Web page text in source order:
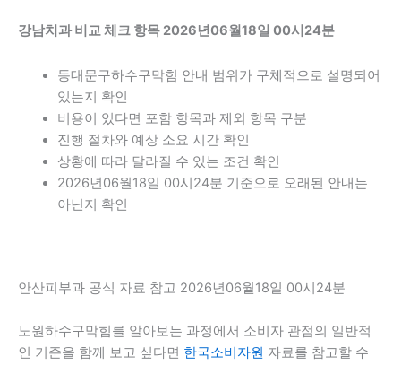
강남치과 비교 체크 항목 2026년06월18일 00시24분
동대문구하수구막힘 안내 범위가 구체적으로 설명되어
있는지 확인
비용이 있다면 포함 항목과 제외 항목 구분
진행 절차와 예상 소요 시간 확인
상황에 따라 달라질 수 있는 조건 확인
2026년06월18일 00시24분 기준으로 오래된 안내는
아닌지 확인
안산피부과 공식 자료 참고 2026년06월18일 00시24분
노원하수구막힘를 알아보는 과정에서 소비자 관점의 일반적
인 기준을 함께 보고 싶다면 한국소비자원 자료를 참고할 수